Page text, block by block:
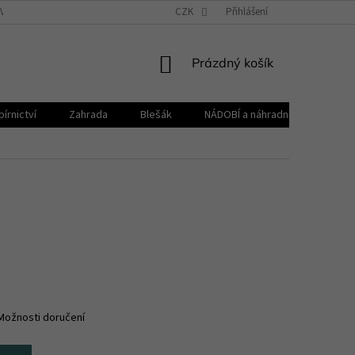
VŠEOBECNÉ OBCHODNÍ PODMÍNKY REKLAMAČNÍ ŘÁD
CZK Přihlášení
NÁKUPNÍ
Prázdný košík
Zahrada Blešák
NÁDOBÍ a náhradní díly KELOmat
doručení